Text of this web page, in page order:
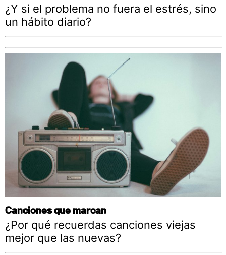
¿Y si el problema no fuera el estrés, sino
un hábito diario?
Canciones que marcan
¿Por qué recuerdas canciones viejas
mejor que las nuevas?